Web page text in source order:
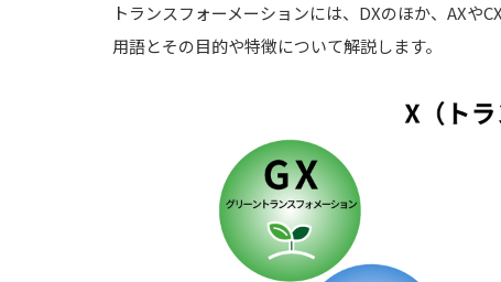
トランスフォーメーションには、DXのほか、AXや
用語とその目的や特徴について解説します。